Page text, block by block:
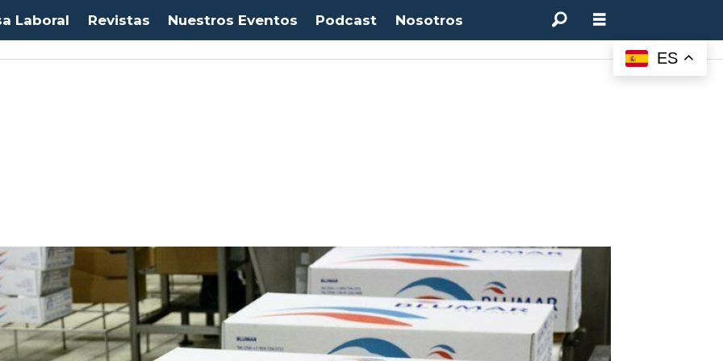
Laboral Revistas Nuestros Eventos Podcast Nosotros
ES